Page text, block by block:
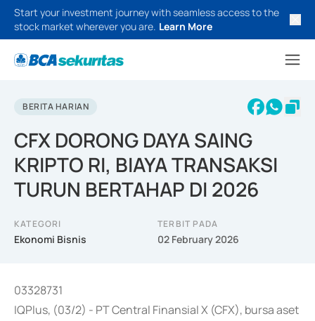
Start your investment journey with seamless access to the
stock market wherever you are. Learn More
BERITA HARIAN
CFX DORONG DAYA SAING
KRIPTO RI, BIAYA TRANSAKSI
TURUN BERTAHAP DI 2026
KATEGORI
Ekonomi Bisnis
TERBIT PADA
02 February 2026
03328731
IQPlus, (03/2) - PT Central Finansial X (CFX), bursa aset